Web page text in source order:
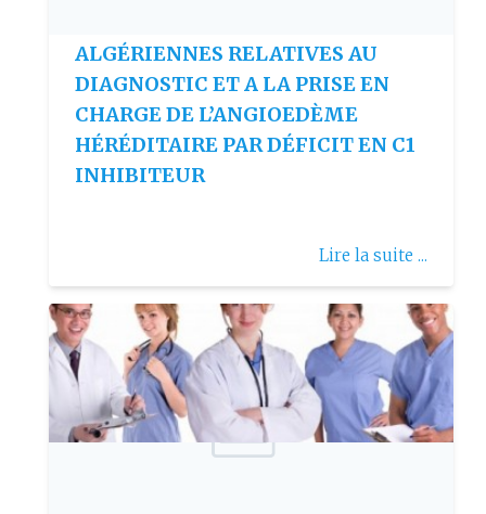
ALGÉRIENNES RELATIVES AU
DIAGNOSTIC ET A LA PRISE EN
CHARGE DE L’ANGIOEDÈME
HÉRÉDITAIRE PAR DÉFICIT EN C1
INHIBITEUR
Lire la suite ...